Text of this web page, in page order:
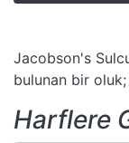
Jacobson's
bulunan bir oluk;
Harflere